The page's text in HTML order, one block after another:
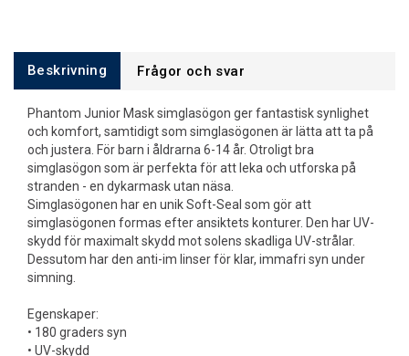
Beskrivning Frågor och svar
Phantom Junior Mask simglasögon ger fantastisk synlighet
och komfort, samtidigt som simglasögonen är lätta att ta på
och justera. För barn i åldrarna 6-14 år. Otroligt bra
simglasögon som är perfekta för att leka och utforska på
stranden - en dykarmask utan näsa.
Simglasögonen har en unik Soft-Seal som gör att
simglasögonen formas efter ansiktets konturer. Den har UV-
skydd för maximalt skydd mot solens skadliga UV-strålar.
Dessutom har den anti-im linser för klar, immafri syn under
simning.
Egenskaper:
• 180 graders syn
• UV-skydd